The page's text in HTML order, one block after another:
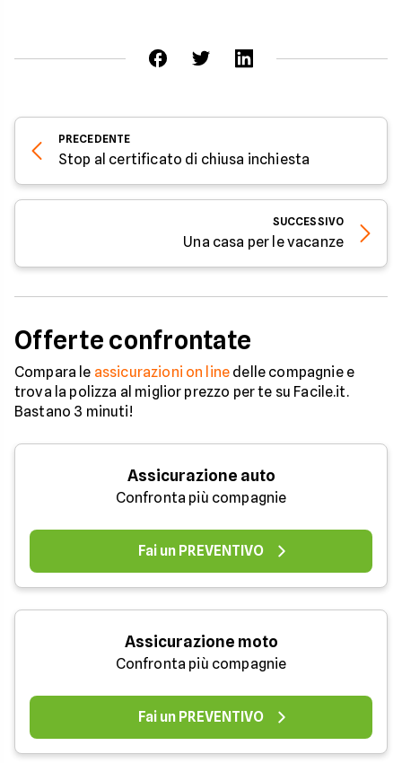
PRECEDENTE
Stop al certificato di chiusa inchiesta
SUCCESSIVO
Una casa per le vacanze
Offerte confrontate
Compara le assicurazioni on line delle compagnie e
trova la polizza al miglior prezzo per te su Facile.it.
Bastano 3 minuti!
Assicurazione auto
Confronta più compagnie
Fai un PREVENTIVO
Assicurazione moto
Confronta più compagnie
Fai un PREVENTIVO